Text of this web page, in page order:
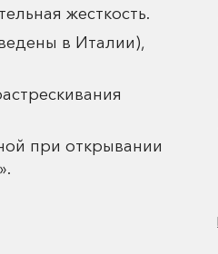
жесткость.
в Италии),
при открывании